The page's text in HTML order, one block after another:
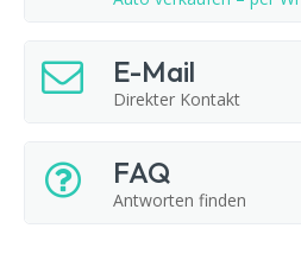
E-Mail
Direkter Kontakt
FAQ
Antworten finden